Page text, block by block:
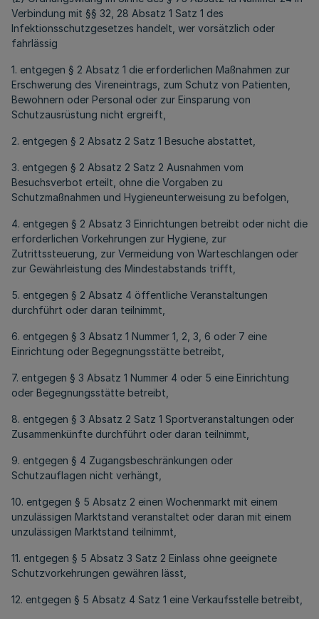
Verbindung mit §§ 32, 28 Absatz 1 Satz 1 des
Infektionsschutzgesetzes handelt, wer vorsätzlich oder
fahrlässig
1. entgegen § 2 Absatz 1 die erforderlichen Maßnahmen zur
Erschwerung des Vireneintrags, zum Schutz von Patienten,
Bewohnern oder Personal oder zur Einsparung von
Schutzausrüstung nicht ergreift,
2. entgegen § 2 Absatz 2 Satz 1 Besuche abstattet,
3. entgegen § 2 Absatz 2 Satz 2 Ausnahmen vom
Besuchsverbot erteilt, ohne die Vorgaben zu
Schutzmaßnahmen und Hygieneunterweisung zu befolgen,
4. entgegen § 2 Absatz 3 Einrichtungen betreibt oder nicht die
erforderlichen Vorkehrungen zur Hygiene, zur
Zutrittssteuerung, zur Vermeidung von Warteschlangen oder
zur Gewährleistung des Mindestabstands trifft,
5. entgegen § 2 Absatz 4 öffentliche Veranstaltungen
durchführt oder daran teilnimmt,
6. entgegen § 3 Absatz 1 Nummer 1, 2, 3, 6 oder 7 eine
Einrichtung oder Begegnungsstätte betreibt,
7. entgegen § 3 Absatz 1 Nummer 4 oder 5 eine Einrichtung
oder Begegnungsstätte betreibt,
8. entgegen § 3 Absatz 2 Satz 1 Sportveranstaltungen oder
Zusammenkünfte durchführt oder daran teilnimmt,
9. entgegen § 4 Zugangsbeschränkungen oder
Schutzauflagen nicht verhängt,
10. entgegen § 5 Absatz 2 einen Wochenmarkt mit einem
unzulässigen Marktstand veranstaltet oder daran mit einem
unzulässigen Marktstand teilnimmt,
11. entgegen § 5 Absatz 3 Satz 2 Einlass ohne geeignete
Schutzvorkehrungen gewähren lässt,
12. entgegen § 5 Absatz 4 Satz 1 eine Verkaufsstelle betreibt,